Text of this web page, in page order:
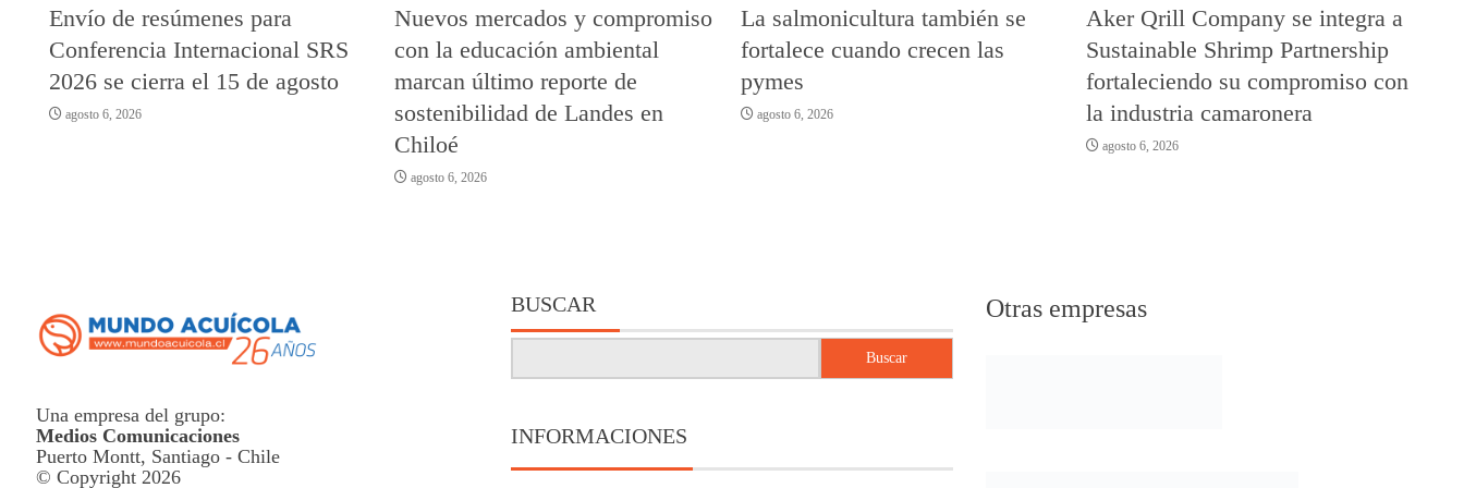
Envío de resúmenes para
Conferencia Internacional SRS
2026 se cierra el 15 de agosto
agosto 6, 2026
Nuevos mercados y compromiso
con la educación ambiental
marcan último reporte de
sostenibilidad de Landes en
Chiloé
agosto 6, 2026
La salmonicultura también se
fortalece cuando crecen las
pymes
agosto 6, 2026
Aker Qrill Company se integra a
Sustainable Shrimp Partnership
fortaleciendo su compromiso con
la industria camaronera
agosto 6, 2026
Una empresa del grupo:
Medios Comunicaciones
Puerto Montt, Santiago - Chile
© Copyright 2026
BUSCAR
Buscar
INFORMACIONES
Otras empresas